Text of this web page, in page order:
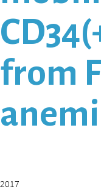
from
2017